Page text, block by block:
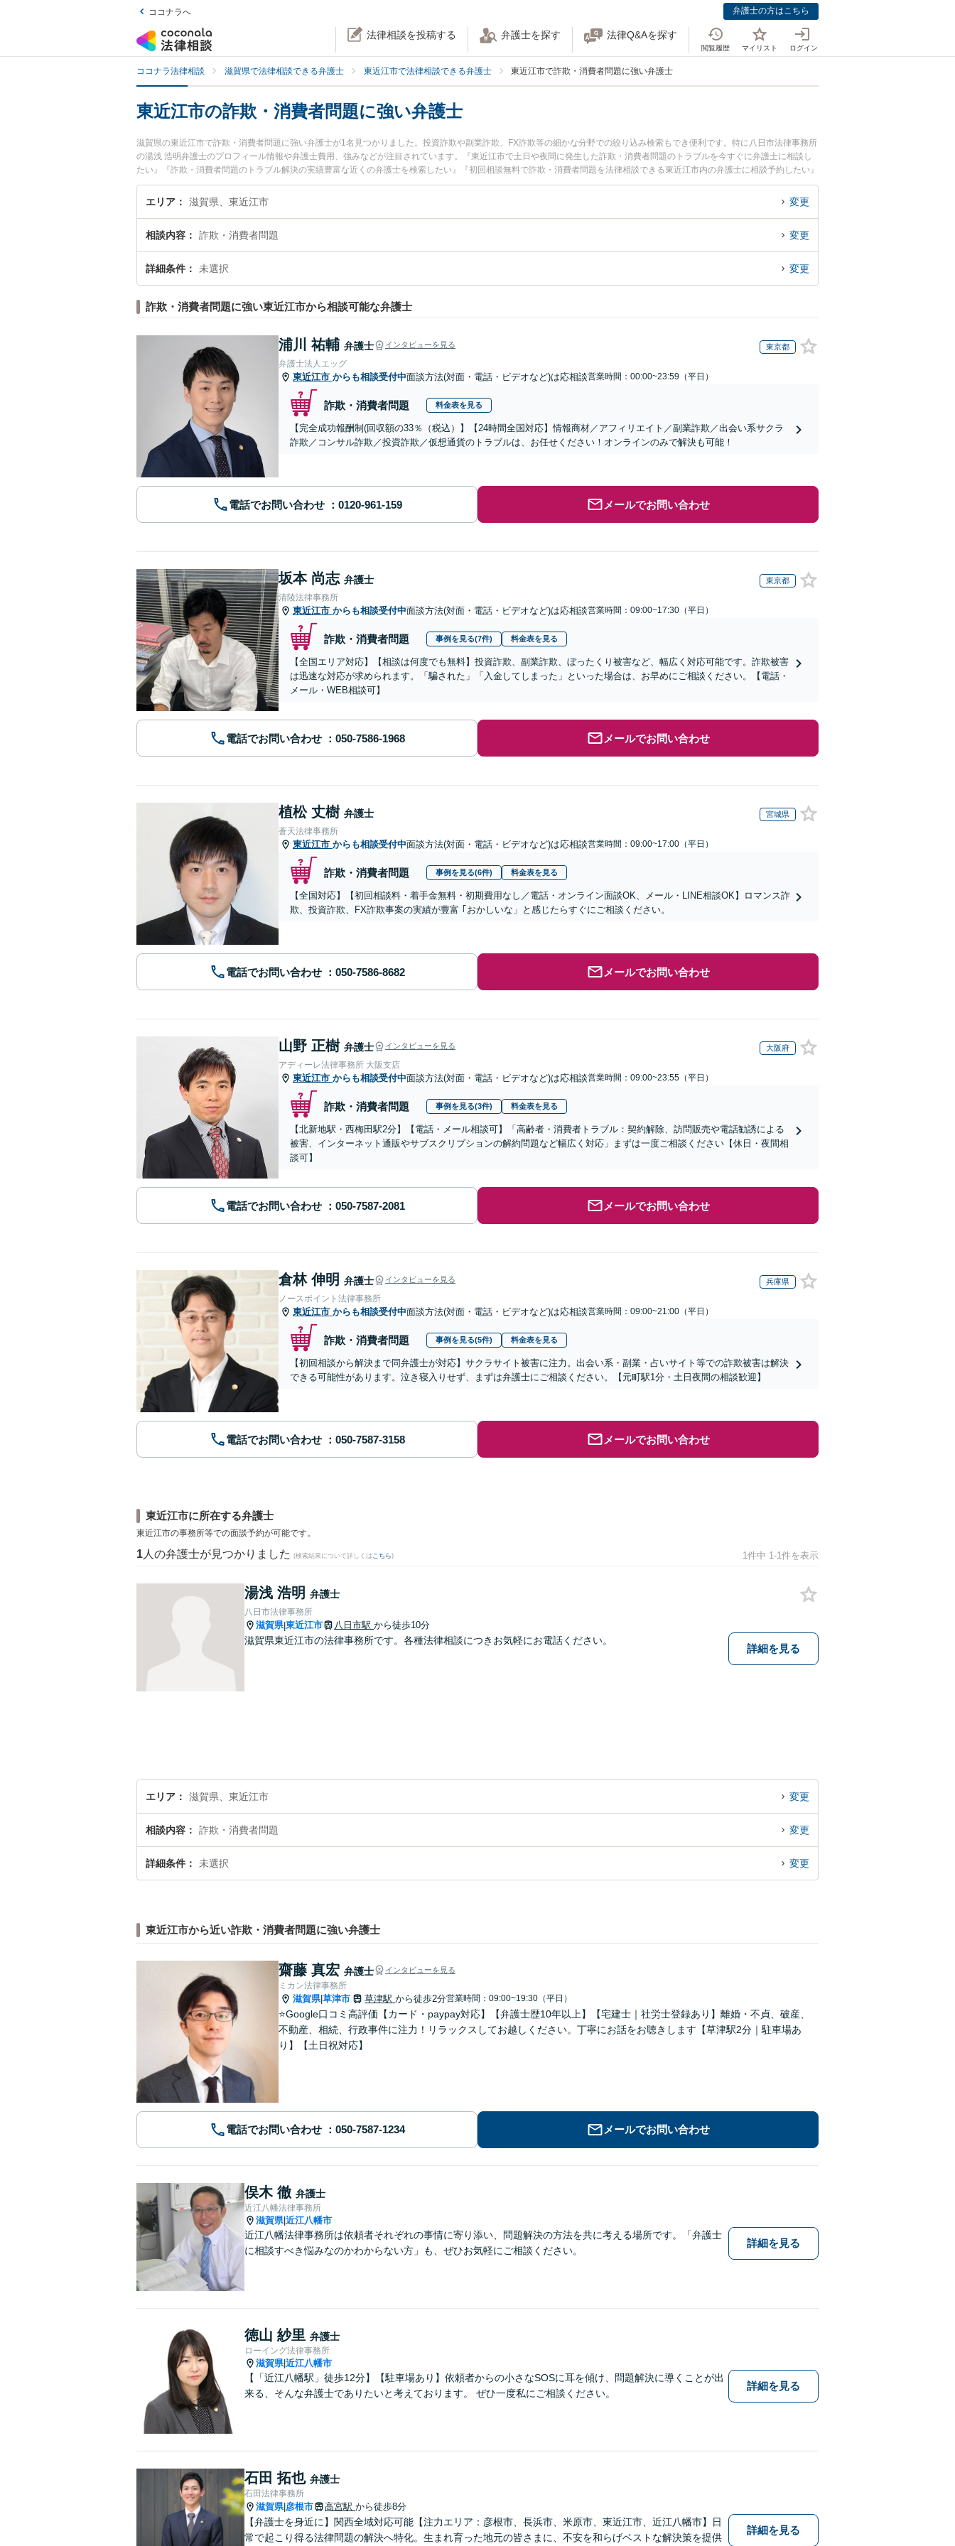
ココナラへ 弁護士の方はこちら
法律相談を投稿する 弁護士を探す 法律Q&Aを探す
閲覧履歴 マイリスト ログイン
ココナラ法律相談 滋賀県で法律相談できる弁護士 東近江市で法律相談できる弁護士 東近江市で詐欺・消費者問題に強い弁護士
東近江市の詐欺・消費者問題に強い弁護士
滋賀県の東近江市で詐欺・消費者問題に強い弁護士が1名見つかりました。投資詐欺や副業詐欺、FX詐欺等の細かな分野での絞り込み検索もでき便利です。特に八日市法律事務所
の湯浅 浩明弁護士のプロフィール情報や弁護士費用、強みなどが注目されています。『東近江市で土日や夜間に発生した詐欺・消費者問題のトラブルを今すぐに弁護士に相談し
たい』『詐欺・消費者問題のトラブル解決の実績豊富な近くの弁護士を検索したい』『初回相談無料で詐欺・消費者問題を法律相談できる東近江市内の弁護士に相談予約したい』
などでお困りの相談者さんにおすすめです。
エリア 滋賀県、東近江市 変更
相談内容 詐欺・消費者問題 変更
詳細条件 未選択 変更
詐欺・消費者問題に強い東近江市から相談可能な弁護士
浦川 祐輔 弁護士 インタビューを見る 東京都
弁護士法人エッグ
東近江市 からも相談受付中面談方法(対面・電話・ビデオなど)は応相談営業時間：00:00~23:59（平日）
詐欺・消費者問題 料金表を見る
【完全成功報酬制(回収額の33％（税込）】【24時間全国対応】情報商材／アフィリエイト／副業詐欺／出会い系サクラ
詐欺／コンサル詐欺／投資詐欺／仮想通貨のトラブルは、お任せください！オンラインのみで解決も可能！
電話でお問い合わせ メールでお問い合わせ
坂本 尚志 弁護士 東京都
清陵法律事務所
東近江市 からも相談受付中面談方法(対面・電話・ビデオなど)は応相談営業時間：09:00~17:30（平日）
詐欺・消費者問題 事例を見る(7件) 料金表を見る
【全国エリア対応】【相談は何度でも無料】投資詐欺、副業詐欺、ぼったくり被害など、幅広く対応可能です。詐欺被害
は迅速な対応が求められます。「騙された」「入金してしまった」といった場合は、お早めにご相談ください。【電話・
メール・WEB相談可】
電話でお問い合わせ メールでお問い合わせ
植松 丈樹 弁護士 宮城県
蒼天法律事務所
東近江市 からも相談受付中面談方法(対面・電話・ビデオなど)は応相談営業時間：09:00~17:00（平日）
詐欺・消費者問題 事例を見る(6件) 料金表を見る
【全国対応】【初回相談料・着手金無料・初期費用なし／電話・オンライン面談OK、メール・LINE相談OK】ロマンス詐
欺、投資詐欺、FX詐欺事案の実績が豊富 ｢おかしいな」と感じたらすぐにご相談ください。
電話でお問い合わせ メールでお問い合わせ
山野 正樹 弁護士 インタビューを見る 大阪府
アディーレ法律事務所 大阪支店
東近江市 からも相談受付中面談方法(対面・電話・ビデオなど)は応相談営業時間：09:00~23:55（平日）
詐欺・消費者問題 事例を見る(3件) 料金表を見る
【北新地駅・西梅田駅2分】【電話・メール相談可】「高齢者・消費者トラブル：契約解除、訪問販売や電話勧誘による
被害、インターネット通販やサブスクリプションの解約問題など幅広く対応」まずは一度ご相談ください【休日・夜間相
談可】
電話でお問い合わせ メールでお問い合わせ
倉林 伸明 弁護士 インタビューを見る 兵庫県
ノースポイント法律事務所
東近江市 からも相談受付中面談方法(対面・電話・ビデオなど)は応相談営業時間：09:00~21:00（平日）
詐欺・消費者問題 事例を見る(5件) 料金表を見る
【初回相談から解決まで同弁護士が対応】サクラサイト被害に注力。出会い系・副業・占いサイト等での詐欺被害は解決
できる可能性があります。泣き寝入りせず、まずは弁護士にご相談ください。【元町駅1分・土日夜間の相談歓迎】
電話でお問い合わせ メールでお問い合わせ
東近江市に所在する弁護士
東近江市の事務所等での面談予約が可能です。
1 人の弁護士が見つかりました (検索結果について詳しくは こちら) 1件中 1-1件を表示
湯浅 浩明 弁護士
八日市法律事務所
滋賀県|東近江市 八日市駅 から徒歩10分
滋賀県東近江市の法律事務所です。各種法律相談につきお気軽にお電話ください。
詳細を見る
エリア 滋賀県、東近江市 変更
相談内容 詐欺・消費者問題 変更
詳細条件 未選択 変更
東近江市から近い詐欺・消費者問題に強い弁護士
齋藤 真宏 弁護士 インタビューを見る
ミカン法律事務所
滋賀県|草津市 草津駅 から徒歩2分営業時間：09:00~19:30（平日）
⭐️Google口コミ高評価【カード・paypay対応】【弁護士歴10年以上】【宅建士｜社労士登録あり】離婚・不貞、破産、
不動産、相続、行政事件に注力！リラックスしてお越しください。丁寧にお話をお聴きします【草津駅2分｜駐車場あ
り】【土日祝対応】
電話でお問い合わせ メールでお問い合わせ
俣木 徹 弁護士
近江八幡法律事務所
滋賀県|近江八幡市
近江八幡法律事務所は依頼者それぞれの事情に寄り添い、問題解決の方法を共に考える場所です。「弁護士
に相談すべき悩みなのかわからない方」も、ぜひお気軽にご相談ください。
詳細を見る
徳山 紗里 弁護士
ローイング法律事務所
滋賀県|近江八幡市
【「近江八幡駅」徒歩12分】【駐車場あり】依頼者からの小さなSOSに耳を傾け、問題解決に導くことが出
来る、そんな弁護士でありたいと考えております。 ぜひ一度私にご相談ください。
詳細を見る
石田 拓也 弁護士
石田法律事務所
滋賀県| 彦根市 高宮駅 から徒歩8分
【弁護士を身近に】関西全域対応可能【注力エリア：彦根市、長浜市、米原市、東近江市、近江八幡市】日
常で起こり得る法律問題の解決へ特化。生まれ育った地元の皆さまに、不安を和らげベストな解決策を提供
詳細を見る